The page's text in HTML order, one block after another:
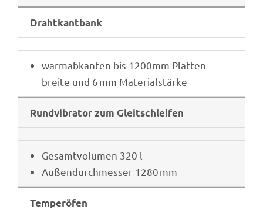
Draht­kant­bank
warm­ab­kan­ten bis 1200mm Plat­ten­
breite und 6 mm Materialstärke
Rund­vi­bra­tor zum Gleitschleifen
Gesamt­vo­lu­men 320 l
Außen­durch­mes­ser 1280 mm
Temper­öfen